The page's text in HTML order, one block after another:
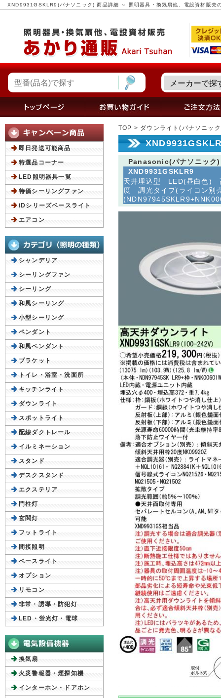
XND9931GSKLR9(パナソニック) 商品詳細 ～ 照明器具・換気扇他、電設資材販売
TOP > ダウンライト(パナソニッ
Panasonic(パナソニック)
XND9931GSKLR9
天井埋込型 LED(昼白色)
度 調光タイプ(ライコン
即日発送可能商品
特選品コーナー
LED照明器具一覧
特価シーリングファン
iDシリーズベースライト
エアコン
シャンデリア
シーリングファン
シーリング
和風シーリング
小型シーリング
ペンダント
和風ペンダント
ブラケット
トイレ・浴室・洗面所
キッチンライト
ダウンライト
スポットライト
配線ダクトレール
イルミネーション
スタンド
デスクスタンド
エクステリア
門柱灯
玄関灯
フットライト
間接照明
ベースライト
オプション
リモコン
非常・誘導・防犯灯
LED・蛍光灯・電球
換気扇
火災警報器・煙探知機
インターホン・ドアホン